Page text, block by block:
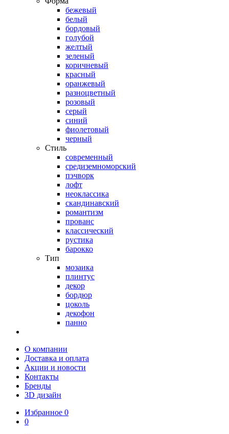
бежевый
белый
бордовый
голубой
желтый
зеленый
коричневый
красный
оранжевый
разноцветный
розовый
серый
синий
фиолетовый
черный
Стиль
современный
средиземноморский
пэчворк
лофт
неоклассика
скандинавский
романтизм
прованс
классический
рустика
барокко
Тип
мозаика
плинтус
декор
бордюр
цоколь
декофон
панно
О компании
Доставка и оплата
Акции и новости
Контакты
Бренды
3D дизайн
Избранное 0
0